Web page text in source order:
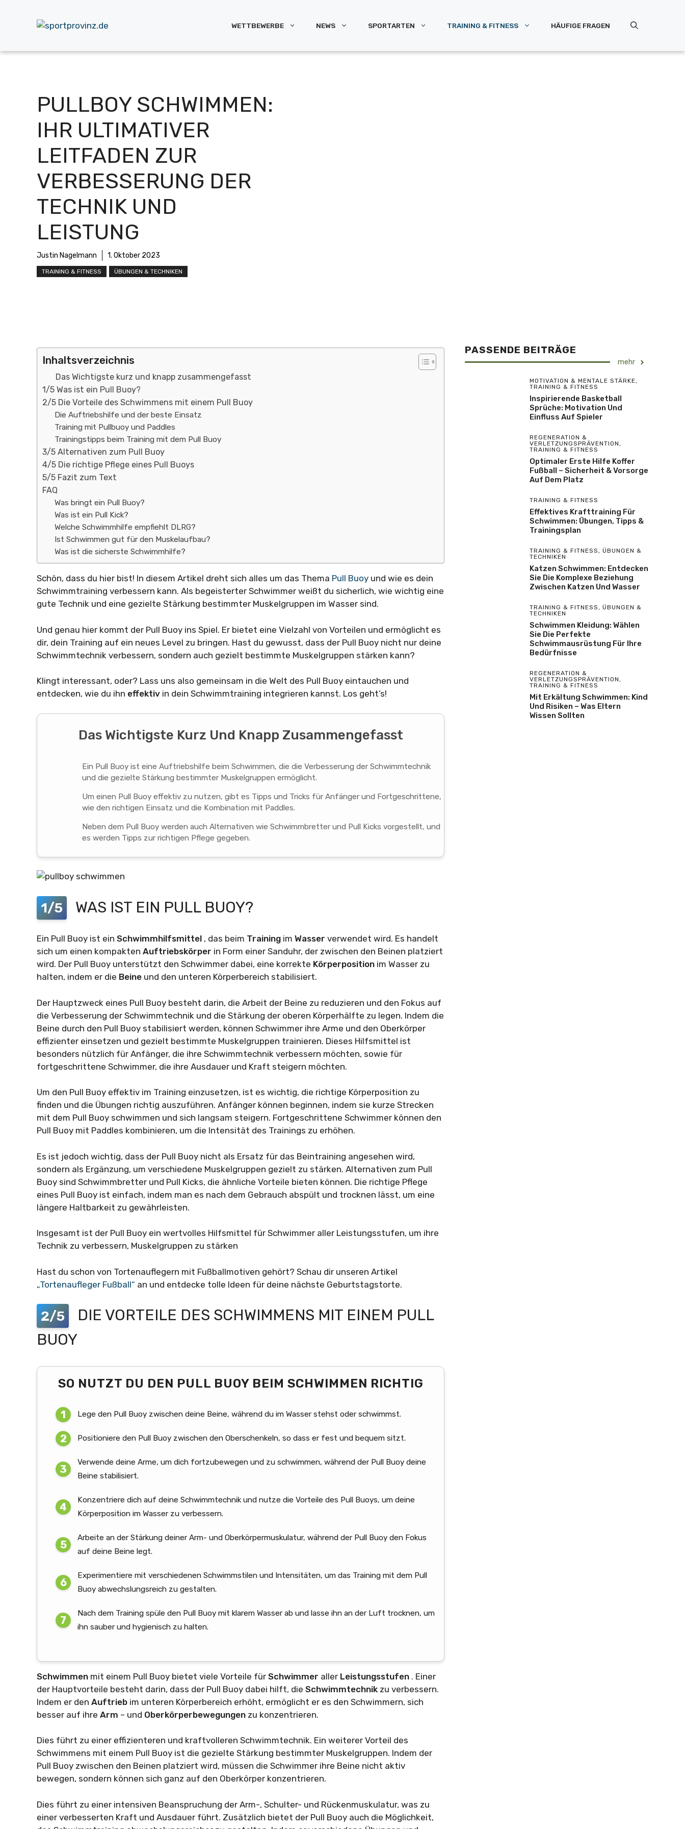
WETTBEWERBE NEWS SPORTARTEN TRAINING & FITNESS HÄUFIGE FRAGEN
PULLBOY SCHWIMMEN:
IHR ULTIMATIVER
LEITFADEN ZUR
VERBESSERUNG DER
TECHNIK UND
LEISTUNG
Justin Nagelmann 1. Oktober 2023
TRAINING & FITNESS ÜBUNGEN & TECHNIKEN
Inhaltsverzeichnis
Das Wichtigste kurz und knapp zusammengefasst
1/5 Was ist ein Pull Buoy?
2/5 Die Vorteile des Schwimmens mit einem Pull Buoy
Die Auftriebshilfe und der beste Einsatz
Training mit Pullbuoy und Paddles
Trainingstipps beim Training mit dem Pull Buoy
3/5 Alternativen zum Pull Buoy
4/5 Die richtige Pflege eines Pull Buoys
5/5 Fazit zum Text
FAQ
Was bringt ein Pull Buoy?
Was ist ein Pull Kick?
Welche Schwimmhilfe empfiehlt DLRG?
Ist Schwimmen gut für den Muskelaufbau?
Was ist die sicherste Schwimmhilfe?
Schön, dass du hier bist! In diesem Artikel dreht sich alles um das Thema Pull Buoy und wie es dein
Schwimmtraining verbessern kann. Als begeisterter Schwimmer weißt du sicherlich, wie wichtig eine
gute Technik und eine gezielte Stärkung bestimmter Muskelgruppen im Wasser sind.
Und genau hier kommt der Pull Buoy ins Spiel. Er bietet eine Vielzahl von Vorteilen und ermöglicht es
dir, dein Training auf ein neues Level zu bringen. Hast du gewusst, dass der Pull Buoy nicht nur deine
Schwimmtechnik verbessern, sondern auch gezielt bestimmte Muskelgruppen stärken kann?
Klingt interessant, oder? Lass uns also gemeinsam in die Welt des Pull Buoy eintauchen und
entdecken, wie du ihn effektiv in dein Schwimmtraining integrieren kannst. Los geht’s!
Das Wichtigste Kurz Und Knapp Zusammengefasst
Ein Pull Buoy ist eine Auftriebshilfe beim Schwimmen, die die Verbesserung der Schwimmtechnik
und die gezielte Stärkung bestimmter Muskelgruppen ermöglicht.
Um einen Pull Buoy effektiv zu nutzen, gibt es Tipps und Tricks für Anfänger und Fortgeschrittene,
wie den richtigen Einsatz und die Kombination mit Paddles.
Neben dem Pull Buoy werden auch Alternativen wie Schwimmbretter und Pull Kicks vorgestellt, und
es werden Tipps zur richtigen Pflege gegeben.
1/5 WAS IST EIN PULL BUOY?
Ein Pull Buoy ist ein Schwimmhilfsmittel , das beim Training im Wasser verwendet wird. Es handelt
sich um einen kompakten Auftriebskörper in Form einer Sanduhr, der zwischen den Beinen platziert
wird. Der Pull Buoy unterstützt den Schwimmer dabei, eine korrekte Körperposition im Wasser zu
halten, indem er die Beine und den unteren Körperbereich stabilisiert.
Der Hauptzweck eines Pull Buoy besteht darin, die Arbeit der Beine zu reduzieren und den Fokus auf
die Verbesserung der Schwimmtechnik und die Stärkung der oberen Körperhälfte zu legen. Indem die
Beine durch den Pull Buoy stabilisiert werden, können Schwimmer ihre Arme und den Oberkörper
effizienter einsetzen und gezielt bestimmte Muskelgruppen trainieren. Dieses Hilfsmittel ist
besonders nützlich für Anfänger, die ihre Schwimmtechnik verbessern möchten, sowie für
fortgeschrittene Schwimmer, die ihre Ausdauer und Kraft steigern möchten.
Um den Pull Buoy effektiv im Training einzusetzen, ist es wichtig, die richtige Körperposition zu
finden und die Übungen richtig auszuführen. Anfänger können beginnen, indem sie kurze Strecken
mit dem Pull Buoy schwimmen und sich langsam steigern. Fortgeschrittene Schwimmer können den
Pull Buoy mit Paddles kombinieren, um die Intensität des Trainings zu erhöhen.
Es ist jedoch wichtig, dass der Pull Buoy nicht als Ersatz für das Beintraining angesehen wird,
sondern als Ergänzung, um verschiedene Muskelgruppen gezielt zu stärken. Alternativen zum Pull
Buoy sind Schwimmbretter und Pull Kicks, die ähnliche Vorteile bieten können. Die richtige Pflege
eines Pull Buoy ist einfach, indem man es nach dem Gebrauch abspült und trocknen lässt, um eine
längere Haltbarkeit zu gewährleisten.
Insgesamt ist der Pull Buoy ein wertvolles Hilfsmittel für Schwimmer aller Leistungsstufen, um ihre
Technik zu verbessern, Muskelgruppen zu stärken
Hast du schon von Tortenauflegern mit Fußballmotiven gehört? Schau dir unseren Artikel
„Tortenaufleger Fußball“ an und entdecke tolle Ideen für deine nächste Geburtstagstorte.
2/5
DIE VORTEILE DES SCHWIMMENS MIT EINEM PULL
BUOY
SO NUTZT DU DEN PULL BUOY BEIM SCHWIMMEN RICHTIG
Lege den Pull Buoy zwischen deine Beine, während du im Wasser stehst oder schwimmst.
Positioniere den Pull Buoy zwischen den Oberschenkeln, so dass er fest und bequem sitzt.
Verwende deine Arme, um dich fortzubewegen und zu schwimmen, während der Pull Buoy deine
Beine stabilisiert.
Konzentriere dich auf deine Schwimmtechnik und nutze die Vorteile des Pull Buoys, um deine
Körperposition im Wasser zu verbessern.
Arbeite an der Stärkung deiner Arm- und Oberkörpermuskulatur, während der Pull Buoy den Fokus
auf deine Beine legt.
Experimentiere mit verschiedenen Schwimmstilen und Intensitäten, um das Training mit dem Pull
Buoy abwechslungsreich zu gestalten.
Nach dem Training spüle den Pull Buoy mit klarem Wasser ab und lasse ihn an der Luft trocknen, um
ihn sauber und hygienisch zu halten.
Schwimmen mit einem Pull Buoy bietet viele Vorteile für Schwimmer aller Leistungsstufen . Einer
der Hauptvorteile besteht darin, dass der Pull Buoy dabei hilft, die Schwimmtechnik zu verbessern.
Indem er den Auftrieb im unteren Körperbereich erhöht, ermöglicht er es den Schwimmern, sich
besser auf ihre Arm – und Oberkörperbewegungen zu konzentrieren.
Dies führt zu einer effizienteren und kraftvolleren Schwimmtechnik. Ein weiterer Vorteil des
Schwimmens mit einem Pull Buoy ist die gezielte Stärkung bestimmter Muskelgruppen. Indem der
Pull Buoy zwischen den Beinen platziert wird, müssen die Schwimmer ihre Beine nicht aktiv
bewegen, sondern können sich ganz auf den Oberkörper konzentrieren.
Dies führt zu einer intensiven Beanspruchung der Arm-, Schulter- und Rückenmuskulatur, was zu
einer verbesserten Kraft und Ausdauer führt. Zusätzlich bietet der Pull Buoy auch die Möglichkeit,
PASSENDE BEITRÄGE
mehr
MOTIVATION & MENTALE STÄRKE,
TRAINING & FITNESS
Inspirierende Basketball
Sprüche: Motivation Und
Einfluss Auf Spieler
REGENERATION &
VERLETZUNGSPRÄVENTION,
TRAINING & FITNESS
Optimaler Erste Hilfe Koffer
Fußball – Sicherheit & Vorsorge
Auf Dem Platz
TRAINING & FITNESS
Effektives Krafttraining Für
Schwimmen: Übungen, Tipps &
Trainingsplan
TRAINING & FITNESS, ÜBUNGEN &
TECHNIKEN
Katzen Schwimmen: Entdecken
Sie Die Komplexe Beziehung
Zwischen Katzen Und Wasser
TRAINING & FITNESS, ÜBUNGEN &
TECHNIKEN
Schwimmen Kleidung: Wählen
Sie Die Perfekte
Schwimmausrüstung Für Ihre
Bedürfnisse
REGENERATION &
VERLETZUNGSPRÄVENTION,
TRAINING & FITNESS
Mit Erkältung Schwimmen: Kind
Und Risiken – Was Eltern
Wissen Sollten